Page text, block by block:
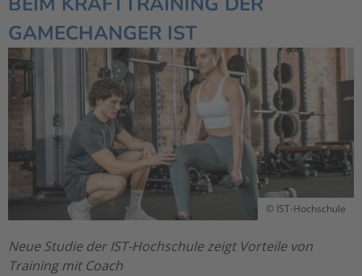
GAMECHANGER IST
© IST-Hochschule
Neue Studie der IST-Hochschule zeigt Vorteile von
Training mit Coach